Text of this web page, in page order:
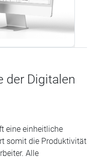
der Digitalen
eine einheitliche
somit die Produktivität
Alle